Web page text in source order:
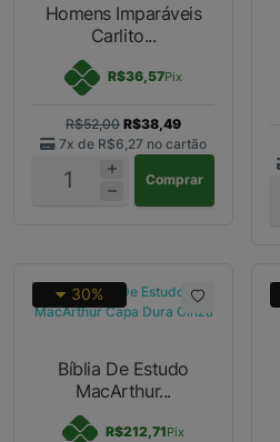
Homens Imparáveis
Carlito...
R$36,57Pix
R$52,00 R$38,49
7x de R$6,27 no cartão
Comprar
30%
Bíblia De Estudo
MacArthur...
R$212,71Pix